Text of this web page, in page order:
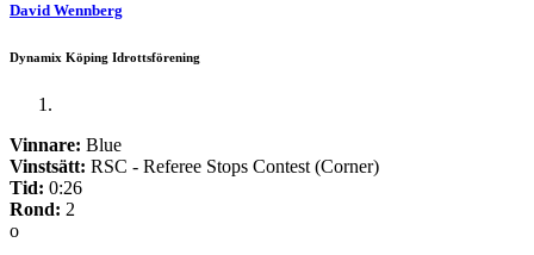
David Wennberg
Dynamix Köping Idrottsförening
Vinnare: Blue
Vinstsätt: RSC - Referee Stops Contest (Corner)
Tid: 0:26
Rond: 2
o